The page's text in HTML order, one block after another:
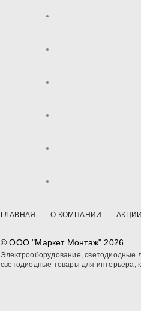
ГЛАВНАЯ О КОМПАНИИ АКЦИИ
© OOO "Маркет Монтаж" 2026
Электрооборудование, светодиодные
светодиодные товары для интерьера,